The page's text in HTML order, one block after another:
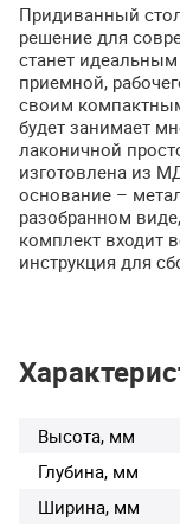
Придиванный
решение для
станет
приемной,
своим
будет занимает
лаконичной
изготовлена из
основание –
разобранном
комплект входит
инструкция для
Высота, мм
Глубина, мм
Ширина, мм